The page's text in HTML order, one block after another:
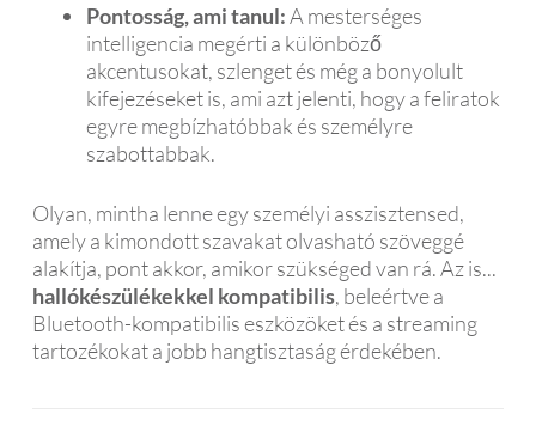
Pontosság, ami tanul:A mesterséges
intelligencia megérti a különböző
akcentusokat, szlenget és még a bonyolult
kifejezéseket is, ami azt jelenti, hogy a feliratok
egyre megbízhatóbbak és személyre
szabottabbak.
Olyan, mintha lenne egy személyi asszisztensed,
amely a kimondott szavakat olvasható szöveggé
alakítja, pont akkor, amikor szükséged van rá. Az is...
hallókészülékekkel kompatibilis, beleértve a
Bluetooth-kompatibilis eszközöket és a streaming
tartozékokat a jobb hangtisztaság érdekében.